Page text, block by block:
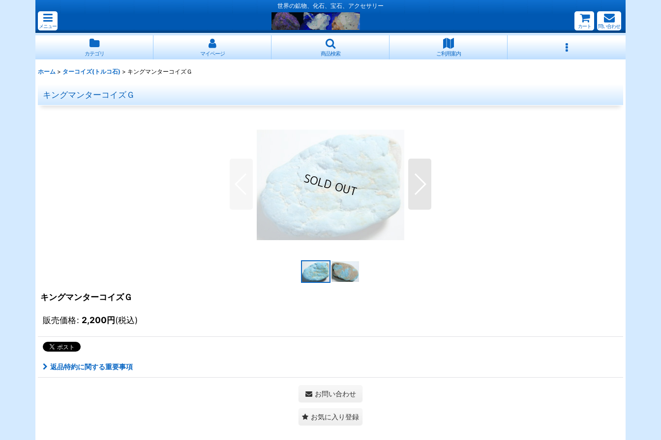
世界の鉱物、化石、宝石、アクセサリー
メニュー カート 問い合わせ
カテゴリ マイページ 商品検索 ご利用案内
ホーム > ターコイズ(トルコ石) > キングマンターコイズＧ
キングマンターコイズＧ
キングマンターコイズＧ
販売価格: 2,200円(税込)
返品特約に関する重要事項
お問い合わせ
お気に入り登録